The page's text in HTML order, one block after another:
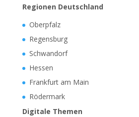
Regionen Deutschland
Oberpfalz
Regensburg
Schwandorf
Hessen
Frankfurt am Main
Rödermark
Digitale Themen